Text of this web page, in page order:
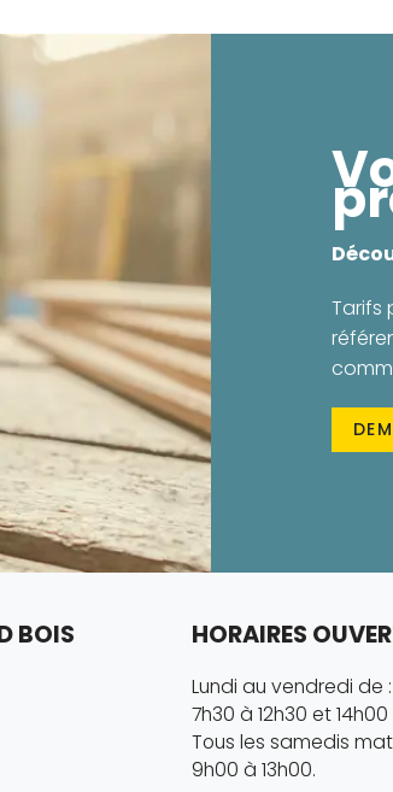
Tarifs
BOIS HORAIRES
Lundi au vendredi de :
7h30 à 12h30 et 14h00
Tous les samedis
9h00 à 13h00.